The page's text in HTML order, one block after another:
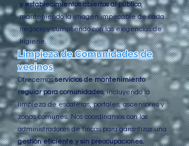
y establecimientos abiertos al público,
manteniendo la imagen impecable de cada
negocio y cumpliendo con las exigencias de
higiene.
Limpieza de Comunidades de
vecinos
Ofrecemosservicios de mantenimiento
regular para comunidades, incluyendo la
limpieza de escaleras, portales, ascensores y
zonas comunes. Nos coordinamos con los
administradores de fincas para garantizar una
gestión eficiente y sin preocupaciones.